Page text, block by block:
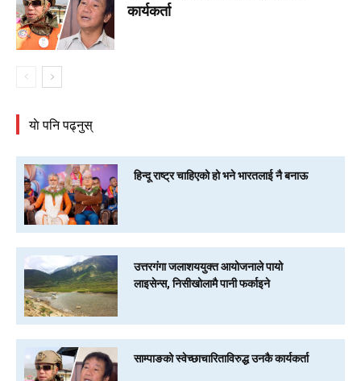
कार्यकर्ता
याे पनि पढ्नुस्
हिन्दू राष्ट्र चाहिएको हो भने भारतलाई नै बनाऊ
उत्तरगंगा जलाशययुक्त आयोजनाले पायो
लाइसेन्स, निसीखोलामै पानी फर्काइने
साम्पाङको स्वेच्छाचारिताविरुद्ध उनकै कार्यकर्ता